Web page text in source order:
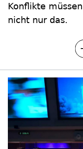
Konflikte
nicht nur das.